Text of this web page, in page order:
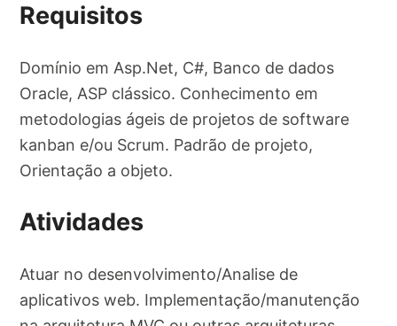
Requisitos
Domínio em Asp.Net, C#, Banco de dados
Oracle, ASP clássico. Conhecimento em
metodologias ágeis de projetos de software
kanban e/ou Scrum. Padrão de projeto,
Orientação a objeto.
Atividades
Atuar no desenvolvimento/Analise de
aplicativos web. Implementação/manutenção